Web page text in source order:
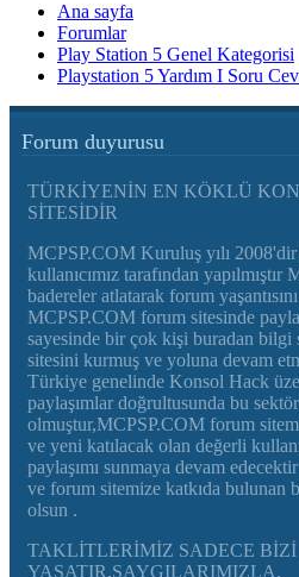
Ana sayfa
Forumlar
Play Station 5 Genel Kategorisi
Playstation 5 Yardım I Soru
Forum duyurusu
TÜRKİYENİN EN KÖKLÜ
SİTESİDİR
MCPSP.COM Kuruluş yılı
kullanıcımız tarafından
badereler atlatarak forum
MCPSP.COM forum sitesinde
sayesinde bir çok kişi buradan
sitesini kurmuş ve yoluna devam
Türkiye genelinde Konsol Hack
paylaşımlar doğrultusunda bu
olmuştur,MCPSP.COM forum
ve yeni katılacak olan değerli
paylaşımı sunmaya devam
ve forum sitemize katkıda bulunan
olsun .
TAKLİTLERİMİZ SADECE BİZİ
YAŞATIR,SAYGILARIMIZLA.